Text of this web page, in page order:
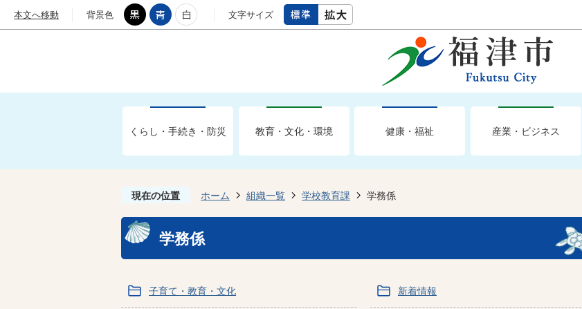
本文へ移動 背景色 文字サイズ
くらし・手続き・防災 教育・文化・環境 健康・福祉 産業・ビジネス
現在の位置 ホーム 組織一覧 学校教育課 学務係
学務係
子育て・教育・文化 新着情報